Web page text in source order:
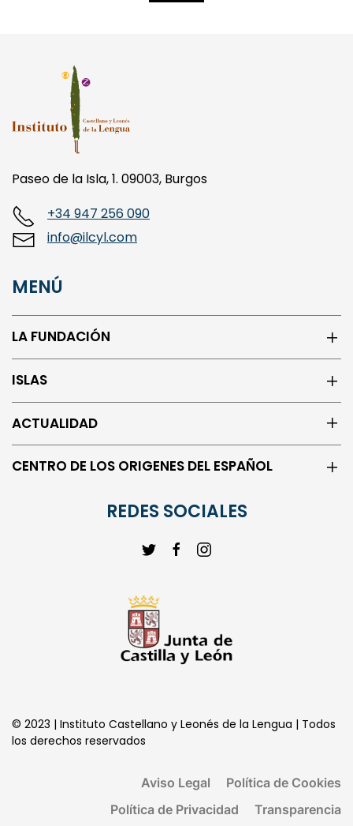
Paseo de la Isla, 1. 09003, Burgos
+34 947 256 090
info@ilcyl.com
MENÚ
LA FUNDACIÓN
ISLAS
ACTUALIDAD
CENTRO DE LOS ORIGENES DEL ESPAÑOL
REDES SOCIALES
© 2023 | Instituto Castellano y Leonés de la Lengua | Todos
los derechos reservados
Aviso Legal
Política de Cookies
Política de Privacidad
Transparencia